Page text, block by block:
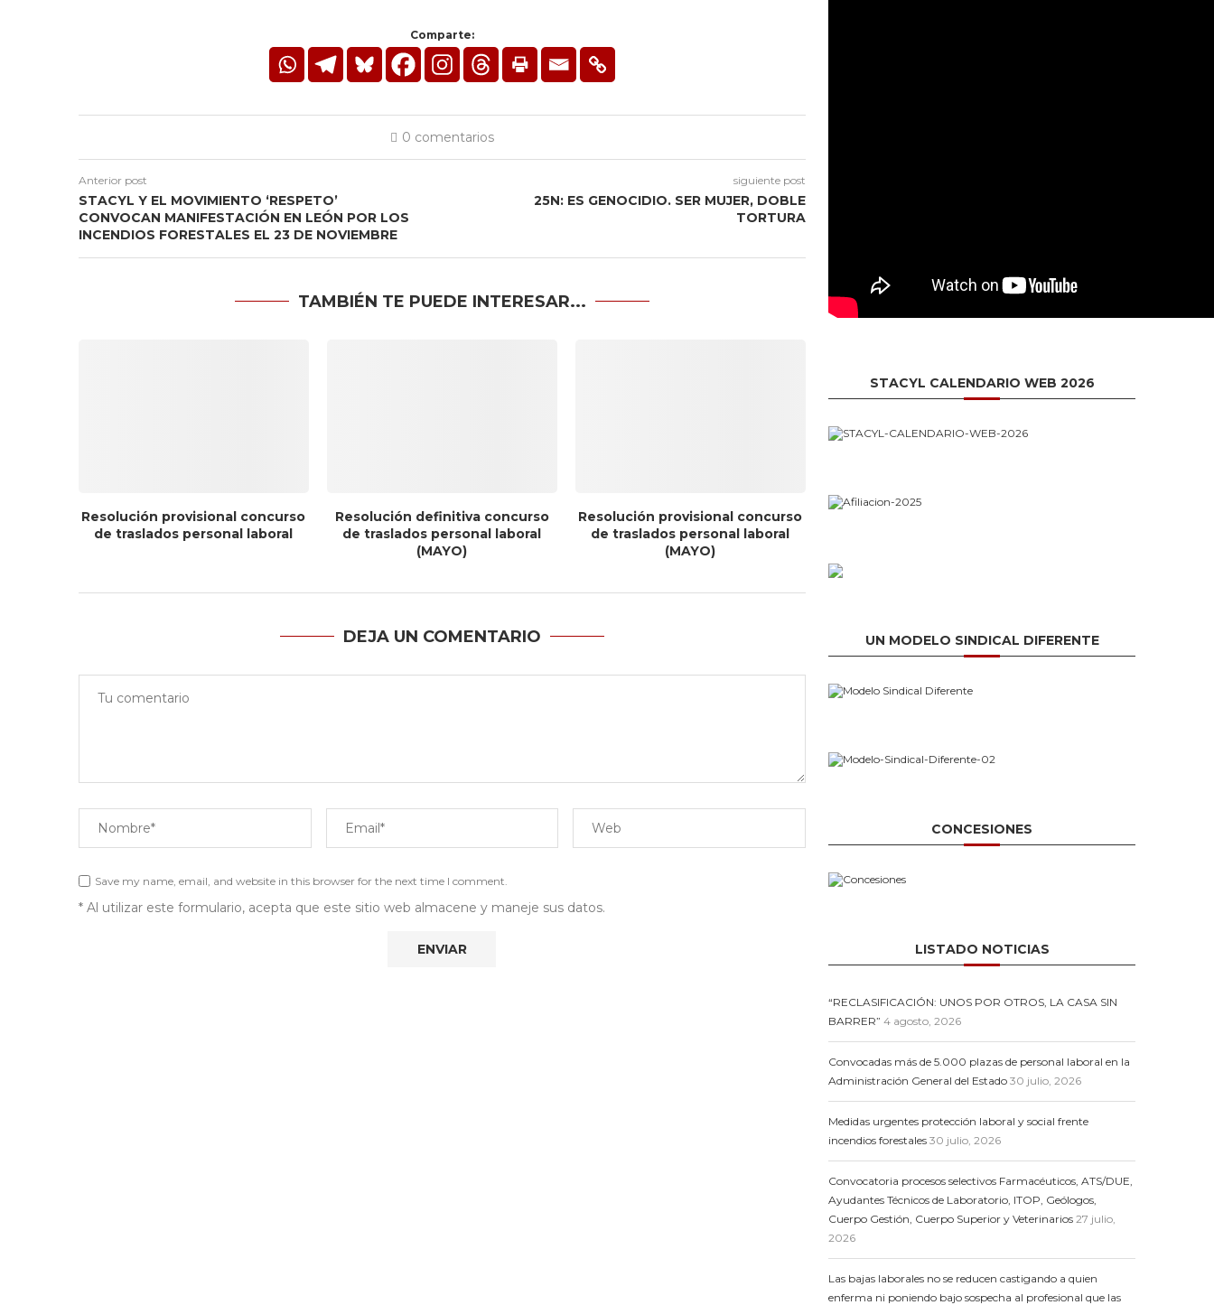
Comparte:
0 comentarios
Anterior post
STACYL Y EL MOVIMIENTO ‘RESPETO’
CONVOCAN MANIFESTACIÓN EN LEÓN POR LOS
INCENDIOS FORESTALES EL 23 DE NOVIEMBRE
siguiente post
25N: ES GENOCIDIO. SER MUJER, DOBLE
TORTURA
TAMBIÉN TE PUEDE INTERESAR...
Resolución provisional concurso
de traslados personal laboral
Resolución definitiva concurso
de traslados personal laboral
(MAYO)
Resolución provisional concurso
de traslados personal laboral
(MAYO)
DEJA UN COMENTARIO
Save my name, email, and website in this browser for the next time I comment.
* Al utilizar este formulario, acepta que este sitio web almacene y maneje sus datos.
STACYL CALENDARIO WEB 2026
UN MODELO SINDICAL DIFERENTE
CONCESIONES
LISTADO NOTICIAS
“RECLASIFICACIÓN: UNOS POR OTROS, LA CASA SIN
BARRER” 4 agosto, 2026
Convocadas más de 5.000 plazas de personal laboral en la
Administración General del Estado 30 julio, 2026
Medidas urgentes protección laboral y social frente
incendios forestales 30 julio, 2026
Convocatoria procesos selectivos Farmacéuticos, ATS/DUE,
Ayudantes Técnicos de Laboratorio, ITOP, Geólogos,
Cuerpo Gestión, Cuerpo Superior y Veterinarios 27 julio,
2026
Las bajas laborales no se reducen castigando a quien
enferma ni poniendo bajo sospecha al profesional que las